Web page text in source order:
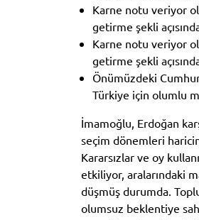
Karne notu veriyor
getirme şekli
Karne notu veriyor
getirme şekli
Önümüzdeki
Türkiye için olumlu
İmamoğlu, Erdoğan
seçim dönemleri
Kararsızlar ve oy
etkiliyor, aralarındaki
düşmüş durumda.
olumsuz beklentiye